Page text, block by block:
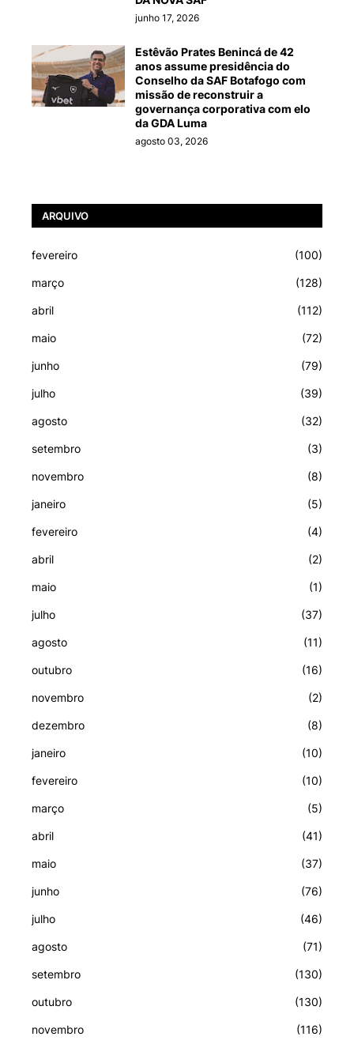
junho 17, 2026
Estêvão Prates Benincá de 42
anos assume presidência do
Conselho da SAF Botafogo com
missão de reconstruir a
governança corporativa com elo
da GDA Luma
agosto 03, 2026
ARQUIVO
fevereiro (100)
março (128)
abril (112)
maio (72)
junho (79)
julho (39)
agosto (32)
setembro (3)
novembro (8)
janeiro (5)
fevereiro (4)
abril (2)
maio (1)
julho (37)
agosto (11)
outubro (16)
novembro (2)
dezembro (8)
janeiro (10)
fevereiro (10)
março (5)
abril (41)
maio (37)
junho (76)
julho (46)
agosto (71)
setembro (130)
outubro (130)
novembro (116)